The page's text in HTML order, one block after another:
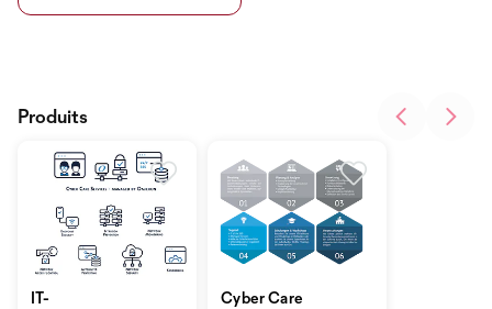
IT-
Cyber Care
Produits